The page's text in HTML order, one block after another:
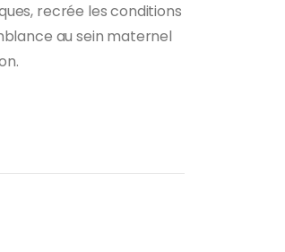
recrée les conditions
au sein maternel